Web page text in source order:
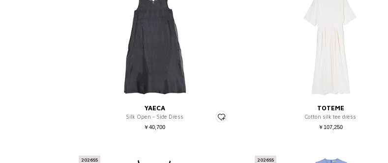
YAECA
Silk Open－Side Dress
￥40,700
TOTEME
Cotton silk tee dress
￥107,250
2026SS 2026SS